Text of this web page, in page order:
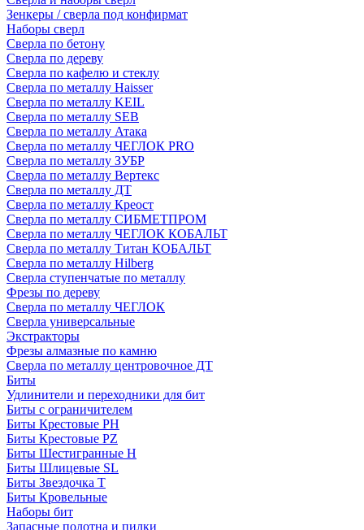
Зенкеры / сверла под конфирмат
Наборы сверл
Сверла по бетону
Сверла по дереву
Сверла по кафелю и стеклу
Сверла по металлу Haisser
Сверла по металлу KEIL
Сверла по металлу SEB
Сверла по металлу Атака
Сверла по металлу ЧЕГЛОК PRO
Сверла по металлу ЗУБР
Сверла по металлу Вертекс
Сверла по металлу ДТ
Сверла по металлу Креост
Сверла по металлу СИБМЕТПРОМ
Сверла по металлу ЧЕГЛОК КОБАЛЬТ
Сверла по металлу Титан КОБАЛЬТ
Сверла по металлу Hilberg
Сверла ступенчатые по металлу
Фрезы по дереву
Сверла по металлу ЧЕГЛОК
Сверла универсальные
Экстракторы
Фрезы алмазные по камню
Сверла по металлу центровочное ДТ
Биты
Удлинители и переходники для бит
Биты с ограничителем
Биты Крестовые PH
Биты Крестовые PZ
Биты Шестигранные H
Биты Шлицевые SL
Биты Звездочка T
Биты Кровельные
Наборы бит
Запасные полотна и пилки